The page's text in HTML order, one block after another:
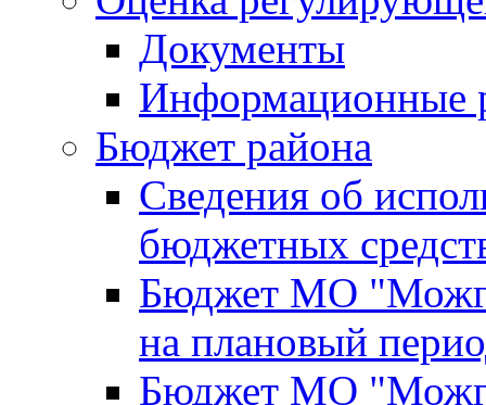
Документы
Информационные
Бюджет района
Сведения об
бюджетных
Бюджет МО
на плановый
Бюджет МО